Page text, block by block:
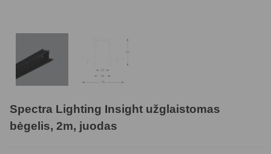
Spectra Lighting Insight užglaistomas
bėgelis, 2m, juodas